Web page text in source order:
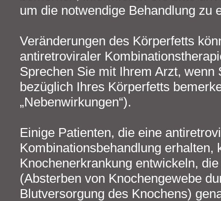
um die notwendige Behandlung zu
Veränderungen des Körperfetts
antiretroviraler
Sprechen Sie mit Ihrem Arzt, wenn
bezüglich Ihres Körperfetts
„Nebenwirkungen“).
Einige Patienten, die eine
Kombinationsbehandlung erhalten,
Knochenerkrankung entwickeln,
(Absterben von Knochengewebe
Blutversorgung des Knochens)